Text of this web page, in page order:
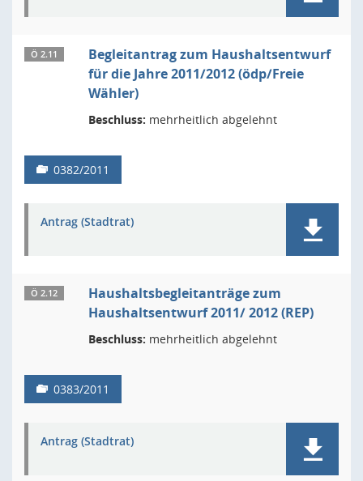
Ö 2.11
Begleitantrag zum Haushaltsentwurf
für die Jahre 2011/2012 (ödp/Freie
Wähler)
Beschluss: mehrheitlich abgelehnt
0382/2011
Antrag (Stadtrat)
Ö 2.12
Haushaltsbegleitanträge zum
Haushaltsentwurf 2011/ 2012 (REP)
Beschluss: mehrheitlich abgelehnt
0383/2011
Antrag (Stadtrat)